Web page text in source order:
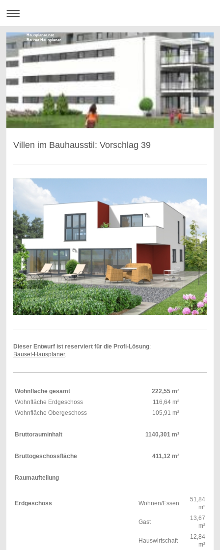
Hausplaner.net
Bauset Hausplaner
Villen im Bauhausstil: Vorschlag 39
Dieser Entwurf ist reserviert für die Profi-Lösung:
Bauset-Hausplaner.
Wohnfläche gesamt
222,55 m²
Wohnfläche Erdgeschoss
116,64 m²
Wohnfläche Obergeschoss
105,91 m²
Bruttorauminhalt 1140,301 m³
Bruttogeschossfläche 411,12 m²
Raumaufteilung
Erdgeschoss Wohnen/Essen
51,84
m²
Gast
13,67
m²
Hauswirtschaft
12,84
m²